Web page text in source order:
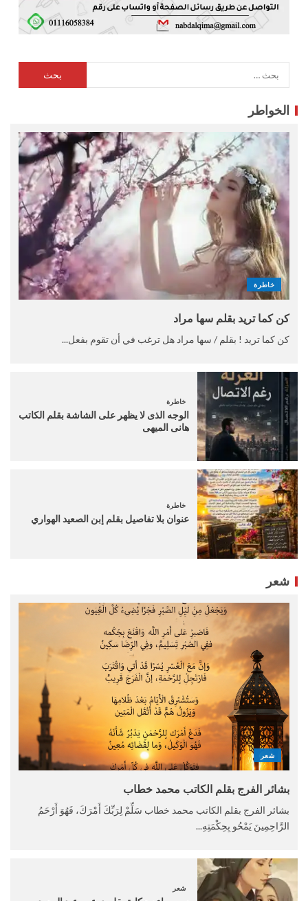
الخواطر
خاطرة
كن كما تريد بقلم سها مراد
كن كما تريد ! بقلم / سها مراد هل ترغب في أن تقوم بفعل...
خاطرة
الوجه الذى لا يظهر على الشاشة بقلم الكاتب
هانى الميهى
خاطرة
عنوان بلا تفاصيل بقلم إبن الصعيد الهواري
شعر
شعر
بشائر الفرج بقلم الكاتب محمد خطاب
بشائر الفرج بقلم الكاتب محمد خطاب سَلِّمْ لِرَبِّكَ أَمْرَكَ، فَهُوَ أَرْحَمُ
الرَّاحِمِينَ يَمْحُو بِحِكْمَتِهِ...
شعر